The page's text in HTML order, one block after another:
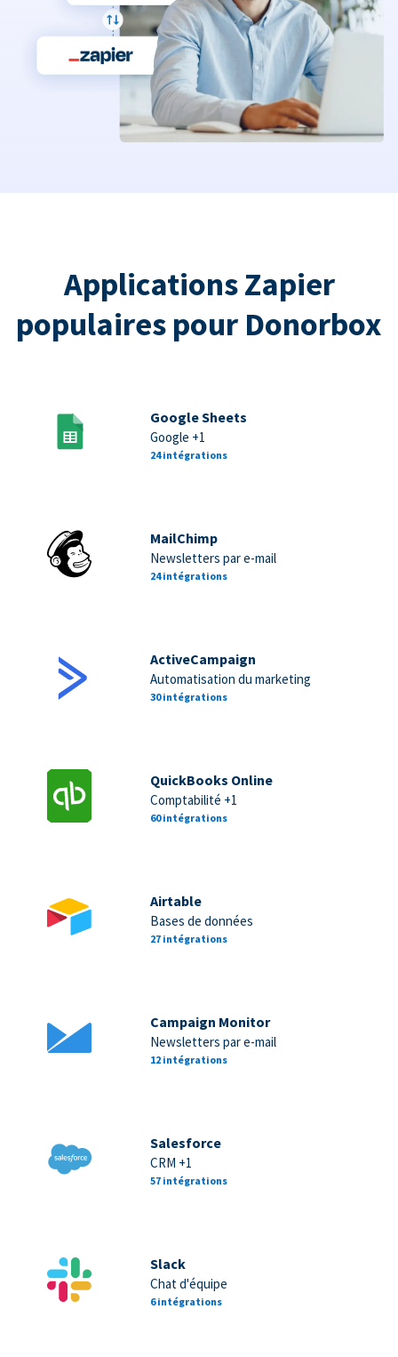
Applications Zapier
populaires pour Donorbox
Google Sheets
Google +1
24 intégrations
MailChimp
Newsletters par e-mail
24 intégrations
ActiveCampaign
Automatisation du marketing
30 intégrations
QuickBooks Online
Comptabilité +1
60 intégrations
Airtable
Bases de données
27 intégrations
Campaign Monitor
Newsletters par e-mail
12 intégrations
Salesforce
CRM +1
57 intégrations
Slack
Chat d'équipe
6 intégrations